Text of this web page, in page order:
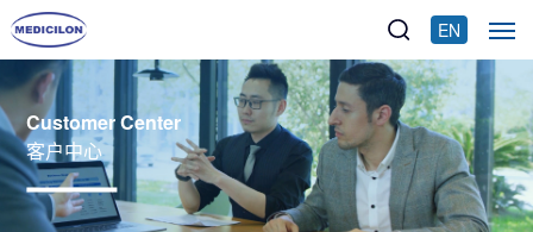
EN
Customer Center
客户中心